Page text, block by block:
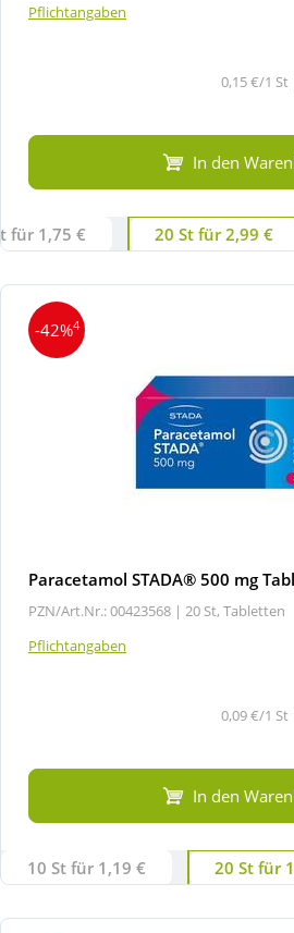
Pflichtangaben
0,15 €/1
In den
für 1,75 € 20 St für 2,99 €
-42%4
Paracetamol STADA® 500 mg
PZN/Art.Nr.: 00423568 | 20 St, Tabletten
Pflichtangaben
0,09 €/1
In den
10 St für 1,19 € 20 St für